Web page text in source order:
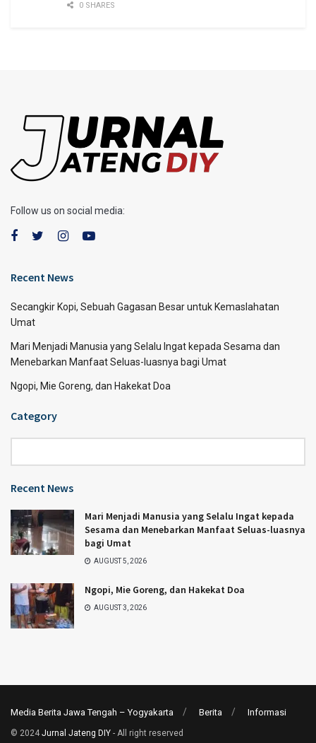
0 SHARES
Follow us on social media:
Recent News
Secangkir Kopi, Sebuah Gagasan Besar untuk Kemaslahatan
Umat
Mari Menjadi Manusia yang Selalu Ingat kepada Sesama dan
Menebarkan Manfaat Seluas-luasnya bagi Umat
Ngopi, Mie Goreng, dan Hakekat Doa
Category
Recent News
Mari Menjadi Manusia yang Selalu Ingat kepada
Sesama dan Menebarkan Manfaat Seluas-luasnya
bagi Umat
AUGUST 5, 2026
Ngopi, Mie Goreng, dan Hakekat Doa
AUGUST 3, 2026
Media Berita Jawa Tengah – Yogyakarta Berita Informasi
© 2024 Jurnal Jateng DIY - All right reserved